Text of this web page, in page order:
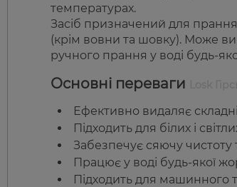
температурах.
Засіб призначений для
(крім вовни та шовку). Може
ручного прання у воді будь-
Основні переваги
Ефективно видаляє
Підходить для білих і
Забезпечує сяючу чистоту
Працює у воді будь-якої
Підходить для машинного